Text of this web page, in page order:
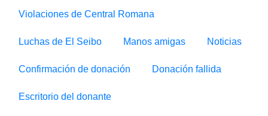
Violaciones de Central Romana
Luchas de El Seibo Manos amigas Noticias
Confirmación de donación Donación fallida
Escritorio del donante